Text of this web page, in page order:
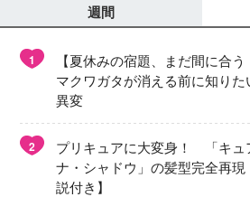
週間
1
【夏休みの宿題、まだ間に合
マクワガタが消える前に知りた
異変
2
プリキュアに大変身！ 「キュ
ナ・シャドウ」の髪型完全再現
説付き】